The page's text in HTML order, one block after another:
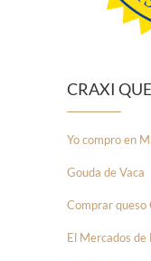
CRAXI
Yo compro en
Gouda de Vaca
Comprar queso
El Mercados de